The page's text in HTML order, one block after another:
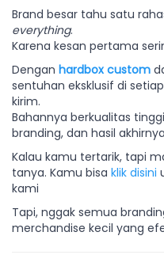
Brand besar tahu satu
everything.
Karena kesan pertama
Dengan hardbox custom
sentuhan eksklusif di
kirim.
Bahannya berkualitas
branding, dan hasil
Kalau kamu tertarik, tapi
tanya. Kamu bisa klik disini
kami
Tapi, nggak semua
merchandise kecil yang